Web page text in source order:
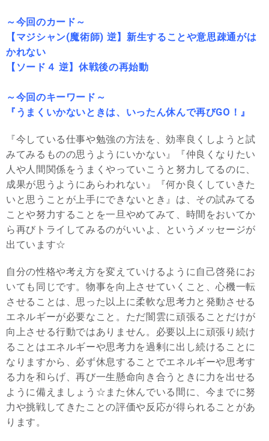
～今回のカード～
【マジシャン(魔術師) 逆】新生することや意思疎通がは
かれない
【ソード４ 逆】休戦後の再始動
～今回のキーワード～
『うまくいかないときは、いったん休んで再びGO！』
『今している仕事や勉強の方法を、効率良くしようと試
みてみるものの思うようにいかない』『仲良くなりたい
人や人間関係をうまくやっていこうと努力してるのに、
成果が思うようにあらわれない』『何か良くしていきた
いと思うことが上手にできないとき』は、その試みてる
ことや努力することを一旦やめてみて、時間をおいてか
ら再びトライしてみるのがいいよ、というメッセージが
出ています☆
自分の性格や考え方を変えていけるように自己啓発にお
いても同じです。物事を向上させていくこと、心機一転
させることは、思った以上に柔軟な思考力と発動させる
エネルギーが必要なこと。ただ闇雲に頑張ることだけが
向上させる行動ではありません。必要以上に頑張り続け
ることはエネルギーや思考力を過剰に出し続けることに
なりますから、必ず休息することでエネルギーや思考す
る力を和らげ、再び一生懸命向き合うときに力を出せる
ように備えましょう☆また休んでいる間に、今までに努
力や挑戦してきたことの評価や反応が得られることがあ
ります。